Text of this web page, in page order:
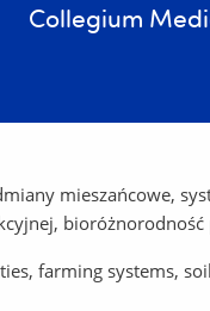
Collegium
mieszańcowe,
farming systems,